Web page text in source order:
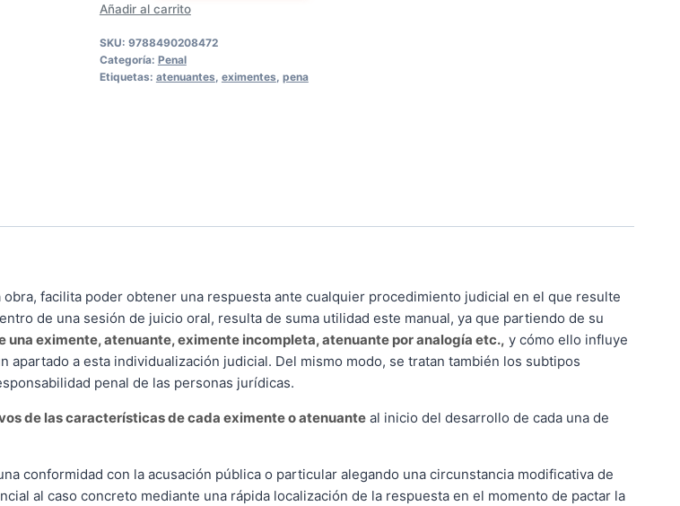
sobre
eximentes
y
atenuantes
determinación
pena
cantidad
Añadir al carrito
SKU: 9788490208472
Categoría: Penal
Etiquetas: atenuantes eximentes pena
facilita poder obtener una respuesta ante cualquier procedimiento judicial en el que resulte
de una sesión de juicio oral, resulta de suma utilidad este manual, ya que partiendo de su
una eximente, atenuante, eximente incompleta, atenuante por analogía etc., y cómo ello influye
a esta individualización judicial. Del mismo modo, se tratan también los subtipos
penal de las personas jurídicas.
de las características de cada eximente o atenuante al inicio del desarrollo de cada una de
conformidad con la acusación pública o particular alegando una circunstancia modificativa de
al caso concreto mediante una rápida localización de la respuesta en el momento de pactar la